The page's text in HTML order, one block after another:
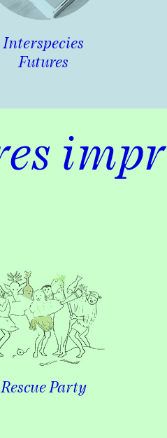
Interspecies
Futures
Rescue Party